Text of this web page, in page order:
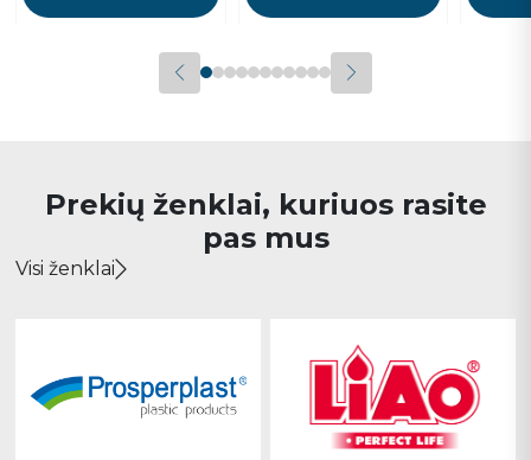
Prekių ženklai, kuriuos rasite
pas mus
Visi ženklai